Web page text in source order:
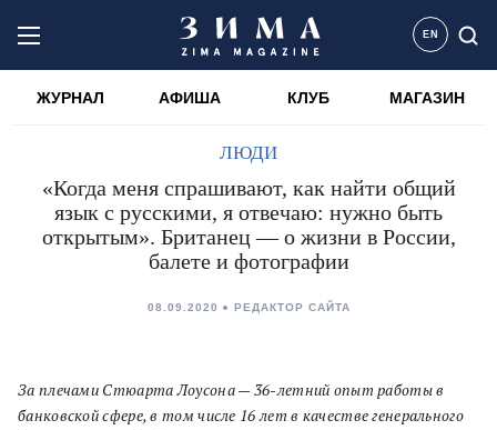
EN
ЖУРНАЛ АФИША КЛУБ МАГАЗИН
ЛЮДИ
«Когда меня спрашивают, как найти общий
язык с русскими, я отвечаю: нужно быть
открытым». Британец — о жизни в России,
балете и фотографии
08.09.2020 РЕДАКТОР САЙТА
За плечами Стюарта Лоусона — 36-летний опыт работы в
банковской сфере, в том числе 16 лет в качестве генерального